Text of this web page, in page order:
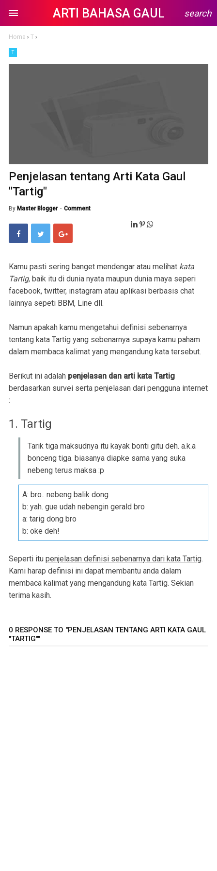
ARTI BAHASA GAUL search
Home › T›
T
Penjelasan tentang Arti Kata Gaul
"Tartig"
By Master Blogger Comment
Kamu pasti sering banget mendengar atau melihat kata
Tartig, baik itu di dunia nyata maupun dunia maya seperi
facebook, twitter, instagram atau aplikasi berbasis chat
lainnya sepeti BBM, Line dll.
Namun apakah kamu mengetahui definisi sebenarnya
tentang kata Tartig yang sebenarnya supaya kamu paham
dalam membaca kalimat yang mengandung kata tersebut.
Berikut ini adalah penjelasan dan arti kata Tartig
berdasarkan survei serta penjelasan dari pengguna internet
:
1. Tartig
Tarik tiga maksudnya itu kayak bonti gitu deh. a.k.a
bonceng tiga. biasanya diapke sama yang suka
nebeng terus maksa :p
A: bro.. nebeng balik dong
b: yah. gue udah nebengin gerald bro
a: tarig dong bro
b: oke deh!
Seperti itu penjelasan definisi sebenarnya dari kata Tartig.
Kami harap definisi ini dapat membantu anda dalam
membaca kalimat yang mengandung kata Tartig. Sekian
terima kasih.
0 RESPONSE TO "PENJELASAN TENTANG ARTI KATA GAUL
"TARTIG""